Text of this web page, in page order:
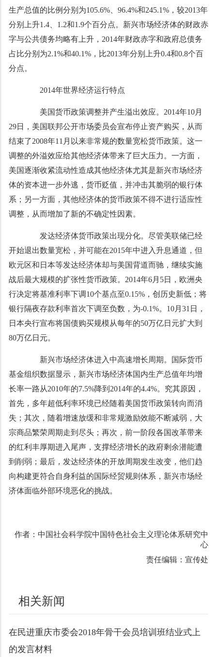
生产总值的比例分别为105.6%、96.4%和245.1%，较2013年
分别上升1.4、1.2和1.9个百分点。新兴市场经济体的财政赤
字与公共债务均略有上升，2014年财政赤字和政府总债务
占比分别为2.1%和40.1%，比2013年分别上升0.4和0.8个百
分点。
2014年世界经济运行特点
美国货币政策调整并产生溢出效应。2014年10月
29日，美国联邦公开市场委员会宣布停止资产购买，从而
结束了2008年11月以来非常规的数量宽松货币政策。这一
调整的外溢效应给其他经济体带来了巨大压力。一方面，
美国逐渐收紧流动性造成其他经济体尤其是新兴市场经济
体的资本进一步外逃，货币贬值，并冲击其脆弱的银行体
系；另一方面，其他经济体的货币政策不得不进行适应性
调整，从而增加了新的不确定性因素。
发达经济体货币政策出现分化。尽管美联储已经
开始退出数量宽松，并可能在2015年中进入升息通道，但
欧元区和日本等发达经济体却与美国背道而驰，继续实施
战后最大规模的扩张性货币政策。2014年6月5日，欧洲央
行决定将基准利率下调10个基点至0.15%，创历史新低；将
银行隔夜存款利率首次下调至负数，为-0.1%。10月31日，
日本央行宣布将国债购买规模从每年的50万亿日元扩大到
80万亿日元。
新兴市场经济体进入中高速增长周期。国际货币
基金组织数据显示，新兴市场经济体国内生产总值年均增
长率一路从2010年的7.5%降到2014年的4.4%。究其原因，
首先，多年超低利率环境已经随着美国货币政策转向而消
失；其次，随着增速放缓和非常规激励效能不断减弱，大
宗商品繁荣周期走到尽头；再次，前一阶段各国改革带来
的红利丰厚期进入尾声，支撑经济增长的政府剩余潜能遭
到削弱；最后，发达经济体的开放周期发生改变，他们趋
向构建更符合自身利益的国际经贸规则体系，新兴市场经
济体面临外部环境恶化的挑战。
作者：中国社会科学院中国特色社会主义理论体系研究中
心
责任编辑：宣传处
相关新闻
在民进重庆市委会2018年骨干会员培训班结业式上
的发言材料